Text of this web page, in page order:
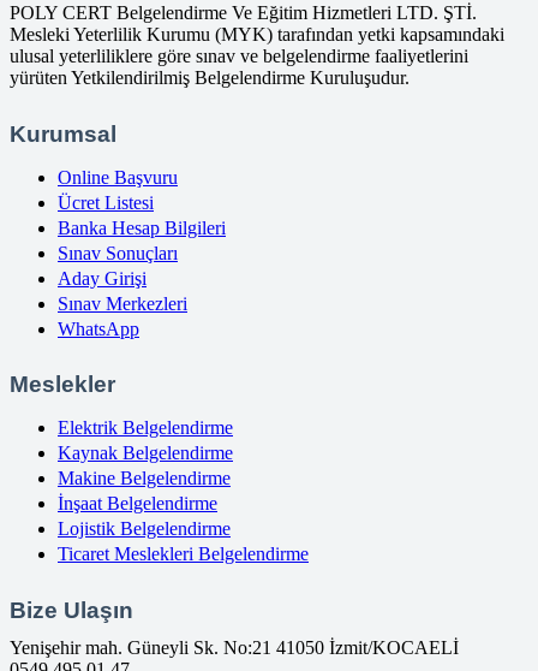
POLY CERT Belgelendirme Ve Eğitim Hizmetleri LTD. ŞTİ.
Mesleki Yeterlilik Kurumu (MYK) tarafından yetki kapsamındaki
ulusal yeterliliklere göre sınav ve belgelendirme faaliyetlerini
yürüten Yetkilendirilmiş Belgelendirme Kuruluşudur.
Kurumsal
Online Başvuru
Ücret Listesi
Banka Hesap Bilgileri
Sınav Sonuçları
Aday Girişi
Sınav Merkezleri
WhatsApp
Meslekler
Elektrik Belgelendirme
Kaynak Belgelendirme
Makine Belgelendirme
İnşaat Belgelendirme
Lojistik Belgelendirme
Ticaret Meslekleri Belgelendirme
Bize Ulaşın
Yenişehir mah. Güneyli Sk. No:21 41050 İzmit/KOCAELİ